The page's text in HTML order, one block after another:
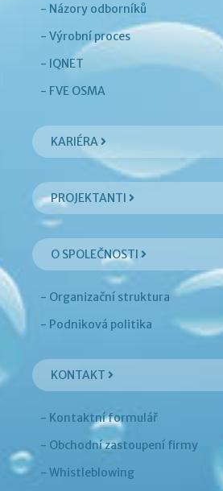
- Názory odborníků
- Výrobní proces
- IQNET
- FVE OSMA
KARIÉRA
PROJEKTANTI
O SPOLEČNOSTI
- Organizační struktura
- Podniková politika
KONTAKT
- Kontaktní formulář
- Obchodní zastoupení firmy
- Whistleblowing